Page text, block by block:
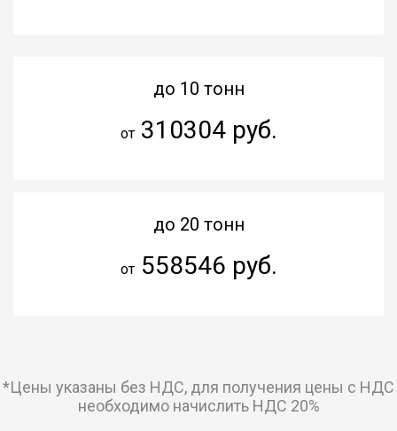
до 10 тонн
от310304 руб.
до 20 тонн
от558546 руб.
*Цены указаны без НДС, для получения цены с НДС
необходимо начислить НДС 20%